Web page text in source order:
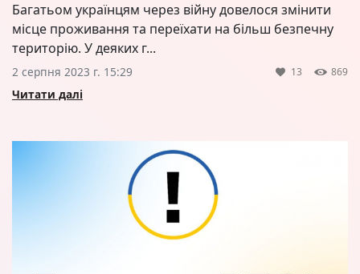
Багатьом українцям через війну довелося змінити
місце проживання та переїхати на більш безпечну
територію. У деяких г...
2 серпня 2023 г. 15:29 13 869
Читати далі